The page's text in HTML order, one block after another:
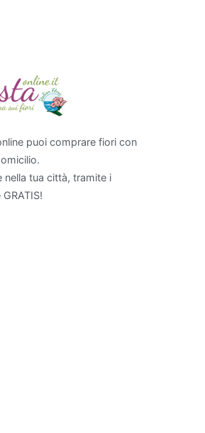
puoi comprare fiori con
nella tua città, tramite i